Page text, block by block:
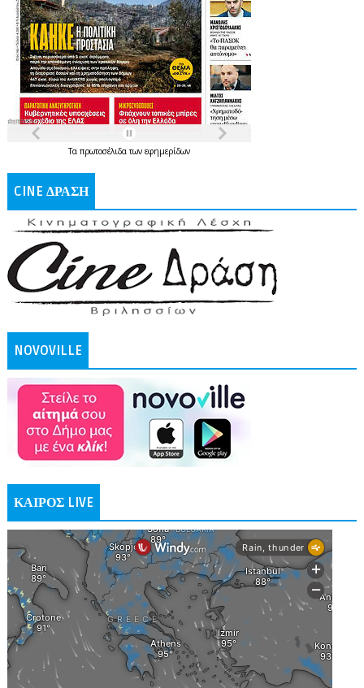
Τα πρωτοσέλιδατων εφημερίδων
CINE ΔΡΑΣΗ
NOVOVILLE
ΚΑΙΡΟΣ LIVE